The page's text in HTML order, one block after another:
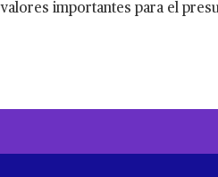
importantes para el